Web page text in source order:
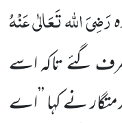
رَضِیَ اللہ تَعَالٰی عَنْہُ
گئے تاکہ اسے
نے کہا ’’اے